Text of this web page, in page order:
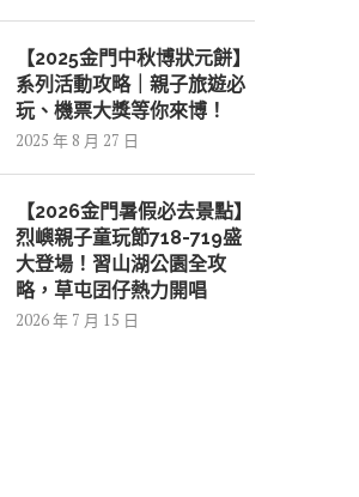
【2025金門中秋博狀元餅】
系列活動攻略｜親子旅遊必
玩、機票大獎等你來博！
2025 年 8 月 27 日
【2026金門暑假必去景點】
烈嶼親子童玩節718-719盛
大登場！習山湖公園全攻
略，草屯囝仔熱力開唱
2026 年 7 月 15 日